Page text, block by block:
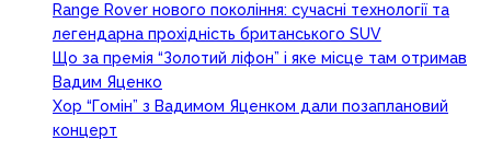
Range Rover нового покоління: сучасні технології та
легендарна прохідність британського SUV
Що за премія “Золотий ліфон” і яке місце там отримав
Вадим Яценко
Хор “Гомін” з Вадимом Яценком дали позаплановий
концерт